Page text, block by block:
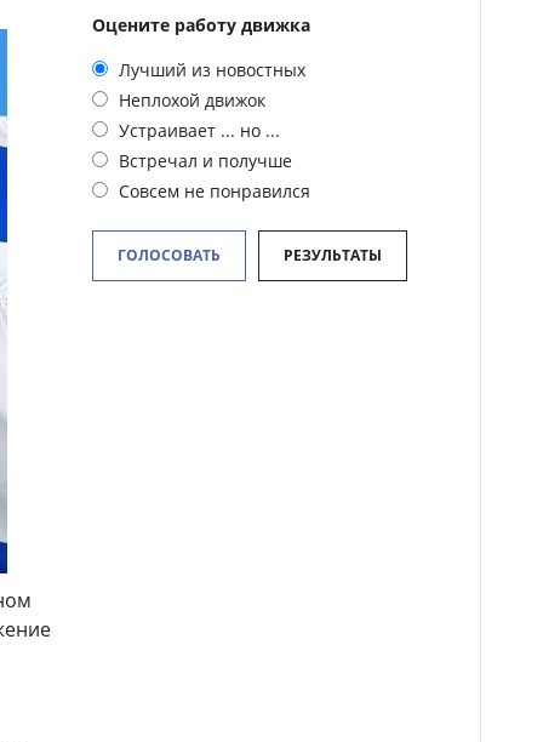
Оцените работу движка
Лучший из новостных
Неплохой движок
Устраивает ... но ...
Встречал и получше
Совсем не понравился
ГОЛОСОВАТЬ РЕЗУЛЬТАТЫ